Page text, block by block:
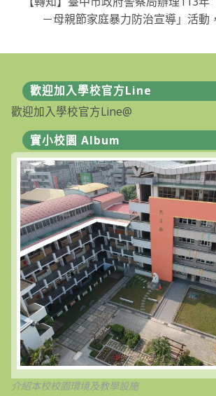
－母親節家庭暴力防治宣導」活動
歡迎加入學校官方Line
歡迎加入學校官方Line@
實小校園 Album
介紹本校校園環境及教學設施